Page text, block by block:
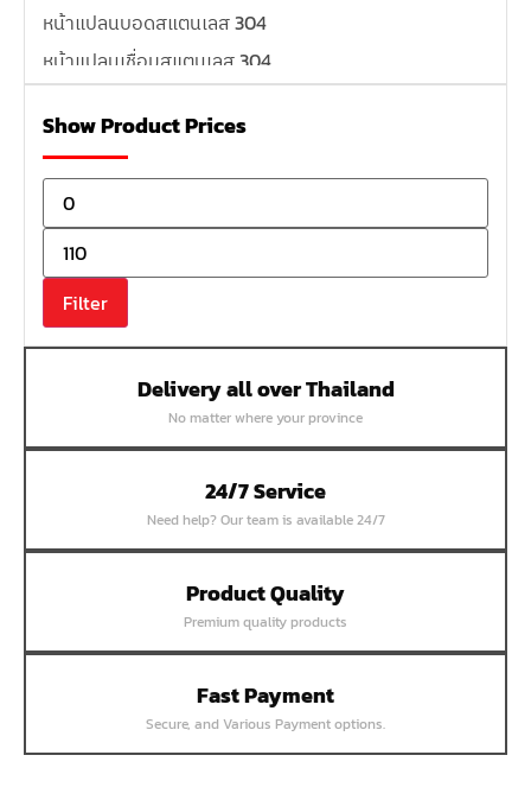
หน้าแปลนบอดสแตนเลส 304
หน้าแปลนเชื่อมสแตนเลส 304
หน้าแปลนเหล็กคอสูง
หน้าแปลนเชื่อมเหล็กสลิปออน
หน้าแปลนเชื่อมเหล็กบอด
หน้าแปลนเชื่อมบอด SUS304 JEF 300P RF
หน้าแปลนเชื่อมบอด SUS304 JEF PN40 RF
หน้าแปลนเชื่อมบอด SUS304 JEF PN16 RF
หน้าแปลนเชื่อมบอด SUS304 JEF 10K FF
หน้าแปลนเชื่อมบอด SUS304 JEF 5K FF
หน้าแปลนเชื่อมบอด SUS304 JEF 150P RF
หน้าแปลนสลิปออน SUS304 JEF 300P SORF
หน้าแปลนเชื่อม SUS304 JEF PN40 RF
หน้าแปลนเชื่อม SUS304 JEF PN25 RF
หน้าแปลนเชื่อม SUS304 JEF PN16 RF
หน้าแปลนเชื่อม SUS304 JEF 20K FF
Show Product Prices
Filter
Delivery all over Thailand
No matter where your province
24/7 Service
Need help? Our team is available 24/7
Product Quality
Premium quality products
Fast Payment
Secure, and Various Payment options.